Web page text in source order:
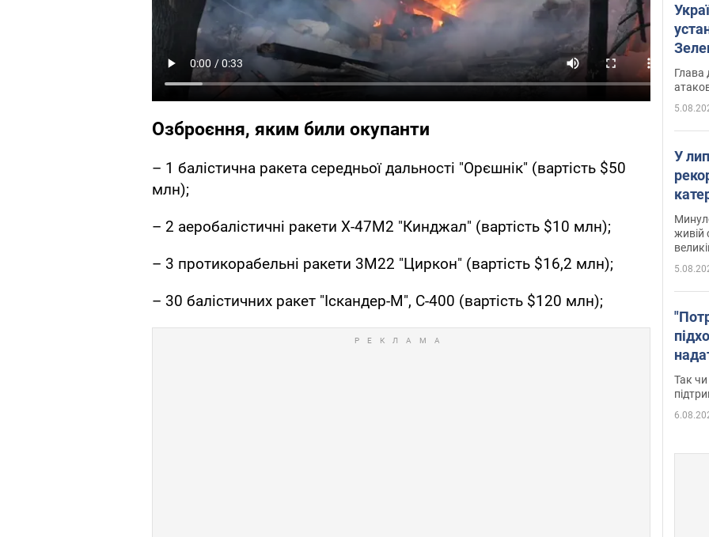
Озброєння, яким били окупанти
– 1 балістична ракета середньої дальності "Орєшнік" (вартість $50
млн);
– 2 аеробалістичні ракети Х-47М2 "Кинджал" (вартість $10 млн);
– 3 протикорабельні ракети 3М22 "Циркон" (вартість $16,2 млн);
– 30 балістичних ракет "Іскандер-М", С-400 (вартість $120 млн);
Глава
У
живій
Так чи